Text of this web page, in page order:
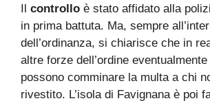
controllo è stato affidato alla
in prima battuta. Ma, sempre
dell’ordinanza, si chiarisce che in
altre forze dell’ordine
possono comminare la multa a chi
rivestito. L’isola di Favignana è poi